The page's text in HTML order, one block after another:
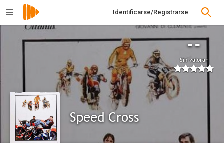
Identificarse/Registrarse
--
Sin valorar
Speed Cross